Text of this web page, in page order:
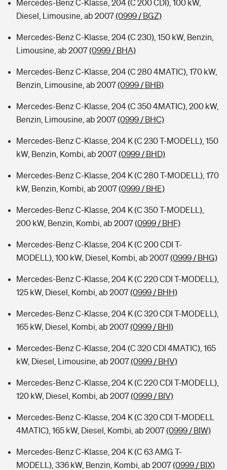
Mercedes-Benz C-Klasse, 204 (C 200 CDI), 100 kW,
Diesel, Limousine, ab 2007(0999 / BGZ)
Mercedes-Benz C-Klasse, 204 (C 230), 150 kW, Benzin,
Limousine, ab 2007(0999 / BHA)
Mercedes-Benz C-Klasse, 204 (C 280 4MATIC), 170 kW,
Benzin, Limousine, ab 2007(0999 / BHB)
Mercedes-Benz C-Klasse, 204 (C 350 4MATIC), 200 kW,
Benzin, Limousine, ab 2007(0999 / BHC)
Mercedes-Benz C-Klasse, 204 K (C 230 T-MODELL), 150
kW, Benzin, Kombi, ab 2007(0999 / BHD)
Mercedes-Benz C-Klasse, 204 K (C 280 T-MODELL), 170
kW, Benzin, Kombi, ab 2007(0999 / BHE)
Mercedes-Benz C-Klasse, 204 K (C 350 T-MODELL),
200 kW, Benzin, Kombi, ab 2007(0999 / BHF)
Mercedes-Benz C-Klasse, 204 K (C 200 CDI T-
MODELL), 100 kW, Diesel, Kombi, ab 2007(0999 / BHG)
Mercedes-Benz C-Klasse, 204 K (C 220 CDI T-MODELL),
125 kW, Diesel, Kombi, ab 2007(0999 / BHH)
Mercedes-Benz C-Klasse, 204 K (C 320 CDI T-MODELL),
165 kW, Diesel, Kombi, ab 2007(0999 / BHI)
Mercedes-Benz C-Klasse, 204 (C 320 CDI 4MATIC), 165
kW, Diesel, Limousine, ab 2007(0999 / BHV)
Mercedes-Benz C-Klasse, 204 K (C 220 CDI T-MODELL),
120 kW, Diesel, Kombi, ab 2007(0999 / BIV)
Mercedes-Benz C-Klasse, 204 K (C 320 CDI T-MODELL
4MATIC), 165 kW, Diesel, Kombi, ab 2007(0999 / BIW)
Mercedes-Benz C-Klasse, 204 K (C 63 AMG T-
MODELL), 336 kW, Benzin, Kombi, ab 2007(0999 / BIX)